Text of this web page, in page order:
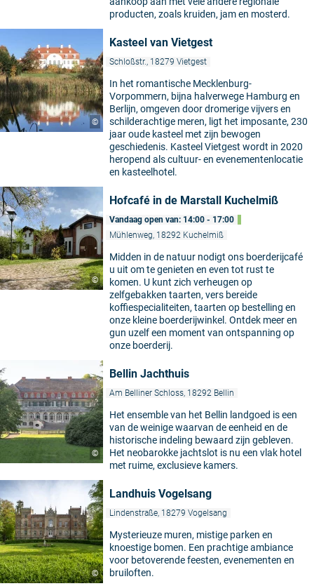
producten, zoals kruiden, jam en mosterd.
©
Kasteel van Vietgest
Schloßstr., 18279 Vietgest
In het romantische Mecklenburg-
Vorpommern, bijna halverwege Hamburg en
Berlijn, omgeven door dromerige vijvers en
schilderachtige meren, ligt het imposante, 230
jaar oude kasteel met zijn bewogen
geschiedenis. Kasteel Vietgest wordt in 2020
heropend als cultuur- en evenementenlocatie
en kasteelhotel.
©
Hofcafé in de Marstall Kuchelmiß
Vandaag open van: 14:00 - 17:00
Mühlenweg, 18292 Kuchelmiß
Midden in de natuur nodigt ons boerderijcafé
u uit om te genieten en even tot rust te
komen. U kunt zich verheugen op
zelfgebakken taarten, vers bereide
koffiespecialiteiten, taarten op bestelling en
onze kleine boerderijwinkel. Ontdek meer en
gun uzelf een moment van ontspanning op
onze boerderij.
©
Bellin Jachthuis
Am Belliner Schloss, 18292 Bellin
Het ensemble van het Bellin landgoed is een
van de weinige waarvan de eenheid en de
historische indeling bewaard zijn gebleven.
Het neobarokke jachtslot is nu een vlak hotel
met ruime, exclusieve kamers.
©
Landhuis Vogelsang
Lindenstraße, 18279 Vogelsang
Mysterieuze muren, mistige parken en
knoestige bomen. Een prachtige ambiance
voor betoverende feesten, evenementen en
bruiloften.